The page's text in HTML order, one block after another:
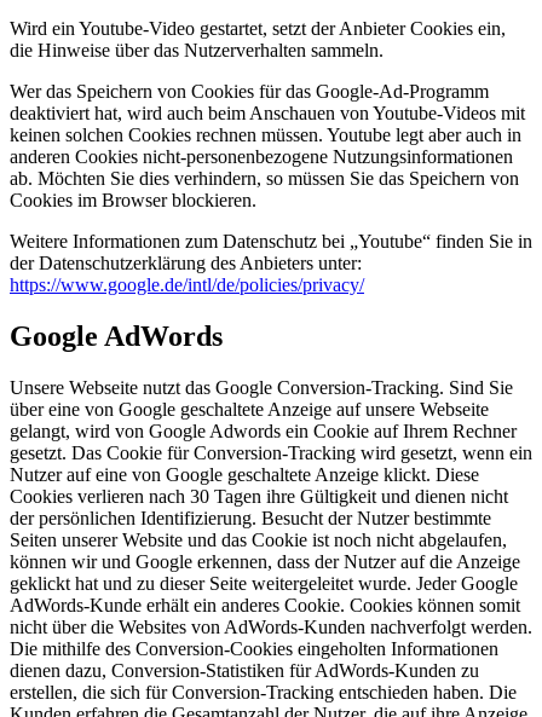
Wird ein Youtube-Video gestartet, setzt der Anbieter Cookies ein,
die Hinweise über das Nutzerverhalten sammeln.
Wer das Speichern von Cookies für das Google-Ad-Programm
deaktiviert hat, wird auch beim Anschauen von Youtube-Videos mit
keinen solchen Cookies rechnen müssen. Youtube legt aber auch in
anderen Cookies nicht-personenbezogene Nutzungsinformationen
ab. Möchten Sie dies verhindern, so müssen Sie das Speichern von
Cookies im Browser blockieren.
Weitere Informationen zum Datenschutz bei „Youtube“ finden Sie in
der Datenschutzerklärung des Anbieters unter:
https://www.google.de/intl/de/policies/privacy/
Google AdWords
Unsere Webseite nutzt das Google Conversion-Tracking. Sind Sie
über eine von Google geschaltete Anzeige auf unsere Webseite
gelangt, wird von Google Adwords ein Cookie auf Ihrem Rechner
gesetzt. Das Cookie für Conversion-Tracking wird gesetzt, wenn ein
Nutzer auf eine von Google geschaltete Anzeige klickt. Diese
Cookies verlieren nach 30 Tagen ihre Gültigkeit und dienen nicht
der persönlichen Identifizierung. Besucht der Nutzer bestimmte
Seiten unserer Website und das Cookie ist noch nicht abgelaufen,
können wir und Google erkennen, dass der Nutzer auf die Anzeige
geklickt hat und zu dieser Seite weitergeleitet wurde. Jeder Google
AdWords-Kunde erhält ein anderes Cookie. Cookies können somit
nicht über die Websites von AdWords-Kunden nachverfolgt werden.
Die mithilfe des Conversion-Cookies eingeholten Informationen
dienen dazu, Conversion-Statistiken für AdWords-Kunden zu
erstellen, die sich für Conversion-Tracking entschieden haben. Die